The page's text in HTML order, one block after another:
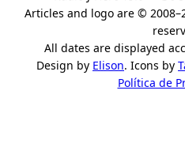
Articles and logo are ©
All dates are displayed
Design by Elison. Icons by
Política de